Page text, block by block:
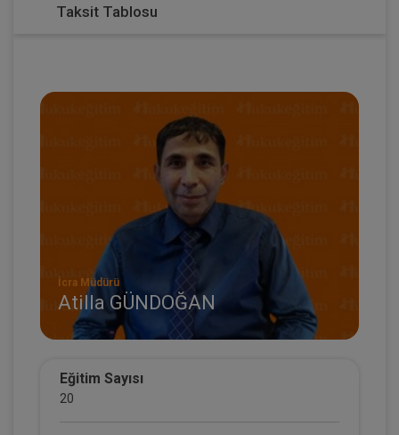
Taksit Tablosu
İcra Müdürü
Atilla GÜNDOĞAN
Eğitim Sayısı
20